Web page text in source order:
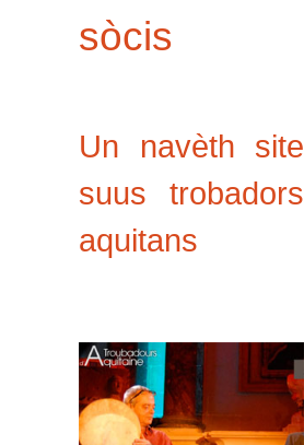
sòcis
Un navèth site
suus trobadors
aquitans